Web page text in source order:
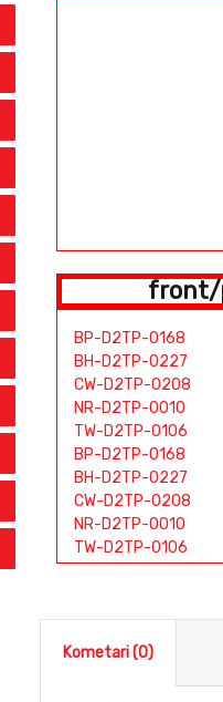
front/
BP-D2TP-0168
BH-D2TP-0227
CW-D2TP-0208
NR-D2TP-0010
TW-D2TP-0106
BP-D2TP-0168
BH-D2TP-0227
CW-D2TP-0208
NR-D2TP-0010
TW-D2TP-0106
CW-D2TP-0208
NR-D2TP-0010
TW-D2TP-0106
BP-D2TP-0168
Kometari (0)